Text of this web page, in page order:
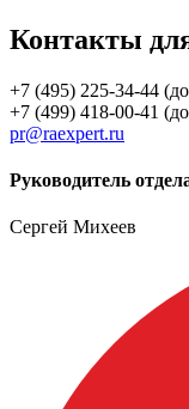
Контакты
+7 (495) 225-34-44
+7 (499) 418-00-41
pr@raexpert.ru
Руководитель
Сергей Михеев